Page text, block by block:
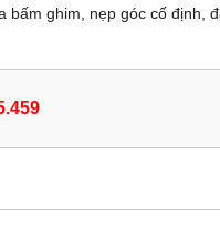
bấm ghim, nẹp góc cố định,